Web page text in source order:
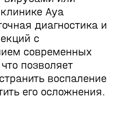
Aya
диагностика и
с
современных
позволяет
воспаление
его осложнения.